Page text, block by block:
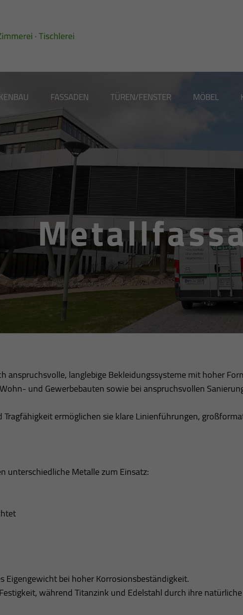
FASSADEN TÜREN/FENSTER MÖBEL
anspruchsvolle, langlebige Bekleidungssysteme mit hoher
und Gewerbebauten sowie bei anspruchsvollen
ermöglichen sie klare Linienführungen,
unterschiedliche Metalle zum Einsatz:
Eigengewicht bei hoher Korrosionsbeständigkeit.
während Titanzink und Edelstahl durch ihre